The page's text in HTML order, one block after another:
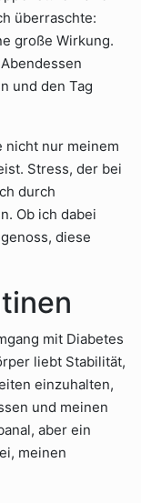
überraschte:
große Wirkung.
und den Tag
nicht nur meinem
Stress, der bei
durch
Ob ich dabei
diese
mit Diabetes
liebt Stabilität,
einzuhalten,
und meinen
aber ein
meinen